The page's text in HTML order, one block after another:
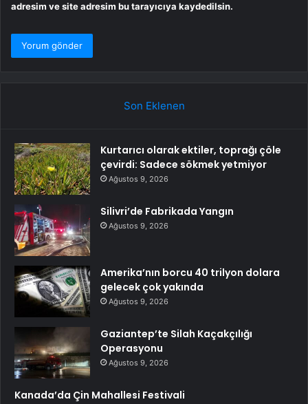
adresim ve site adresim bu tarayıcıya kaydedilsin.
Son Eklenen
Kurtarıcı olarak ektiler, toprağı çöle
çevirdi: Sadece sökmek yetmiyor
Ağustos 9, 2026
Silivri’de Fabrikada Yangın
Ağustos 9, 2026
Amerika’nın borcu 40 trilyon dolara
gelecek çok yakında
Ağustos 9, 2026
Gaziantep’te Silah Kaçakçılığı
Operasyonu
Ağustos 9, 2026
Kanada’da Çin Mahallesi Festivali